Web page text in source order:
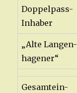
Doppelpass-
Inhaber
„Alte Langen-
hagener“
Gesamtein-